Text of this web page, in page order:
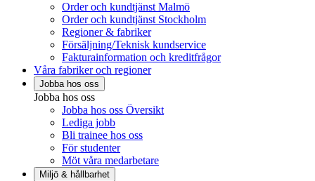
Order och kundtjänst Malmö
Order och kundtjänst Stockholm
Regioner & fabriker
Försäljning/Teknisk kundservice
Fakturainformation och kreditfrågor
Våra fabriker och regioner
Jobba hos oss
Jobba hos oss
Jobba hos oss Översikt
Lediga jobb
Bli trainee hos oss
För studenter
Möt våra medarbetare
Miljö & hållbarhet